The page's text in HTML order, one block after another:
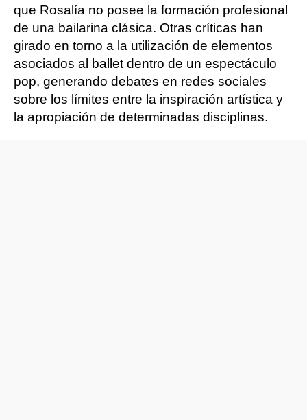
que Rosalía no posee la formación profesional
de una bailarina clásica. Otras críticas han
girado en torno a la utilización de elementos
asociados al ballet dentro de un espectáculo
pop, generando debates en redes sociales
sobre los límites entre la inspiración artística y
la apropiación de determinadas disciplinas.